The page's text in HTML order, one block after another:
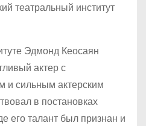
театральный институт
Эдмонд Кеосаян
актер с
и сильным актерским
в постановках
его талант был признан и